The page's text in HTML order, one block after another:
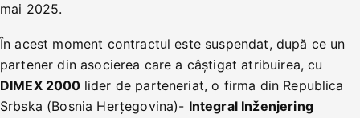
mai 2025.
În acest moment contractul este suspendat, după ce un
partener din asocierea care a câștigat atribuirea, cu
DIMEX 2000 lider de parteneriat, o firma din Republica
Srbska (Bosnia Herțegovina)- Integral Inženjering